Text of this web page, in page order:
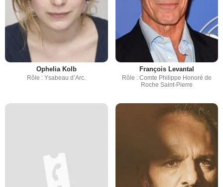
Ophelia Kolb
Rôle : Ysabeau d’Arc.
François Levantal
Rôle : Comte Philippe Honoré de
Roche Saint-Pierre